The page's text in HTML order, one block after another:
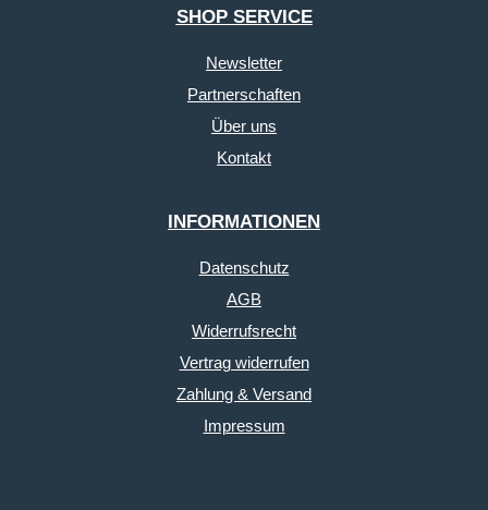
SHOP SERVICE
Newsletter
Partnerschaften
Über uns
Kontakt
INFORMATIONEN
Datenschutz
AGB
Widerrufsrecht
Vertrag widerrufen
Zahlung & Versand
Impressum